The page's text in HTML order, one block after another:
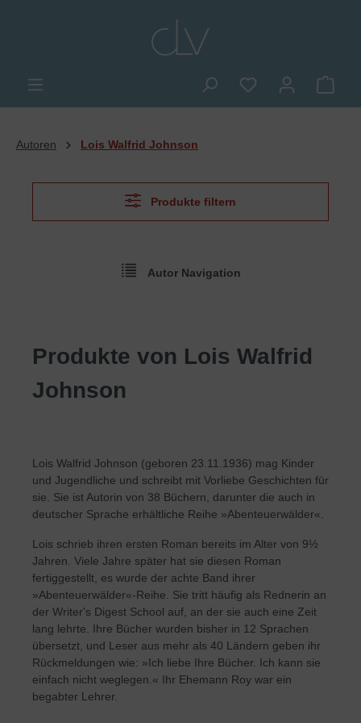
Du hast 0
Autoren Lois Walfrid Johnson
Produkte filtern
Autor Navigation
Produkte von Lois Walfrid
Johnson
Lois Walfrid Johnson (geboren 23.11.1936) mag Kinder
und Jugendliche und schreibt mit Vorliebe Geschichten für
sie. Sie ist Autorin von 38 Büchern, darunter die auch in
deutscher Sprache erhältliche Reihe »Abenteuerwälder«.
Lois schrieb ihren ersten Roman bereits im Alter von 9½
Jahren. Viele Jahre später hat sie diesen Roman
fertiggestellt, es wurde der achte Band ihrer
»Abenteuerwälder«-Reihe. Sie tritt häufig als Rednerin an
der Writer's Digest School auf, an der sie auch eine Zeit
lang lehrte. Ihre Bücher wurden bisher in 12 Sprachen
übersetzt, und Leser aus mehr als 40 Ländern geben ihr
Rückmeldungen wie: »Ich liebe Ihre Bücher. Ich kann sie
einfach nicht weglegen.« Ihr Ehemann Roy war ein
begabter Lehrer.